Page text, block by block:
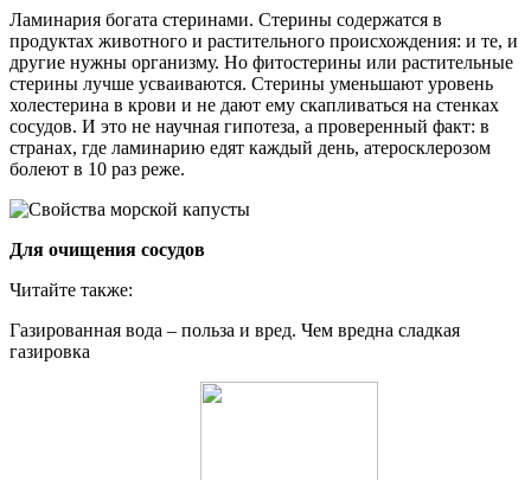
Ламинария богата стеринами. Стерины содержатся в
продуктах животного и растительного происхождения: и те, и
другие нужны организму. Но фитостерины или растительные
стерины лучше усваиваются. Стерины уменьшают уровень
холестерина в крови и не дают ему скапливаться на стенках
сосудов. И это не научная гипотеза, а проверенный факт: в
странах, где ламинарию едят каждый день, атеросклерозом
болеют в 10 раз реже.
Для очищения сосудов
Читайте также:
Газированная вода – польза и вред. Чем вредна сладкая
газировка